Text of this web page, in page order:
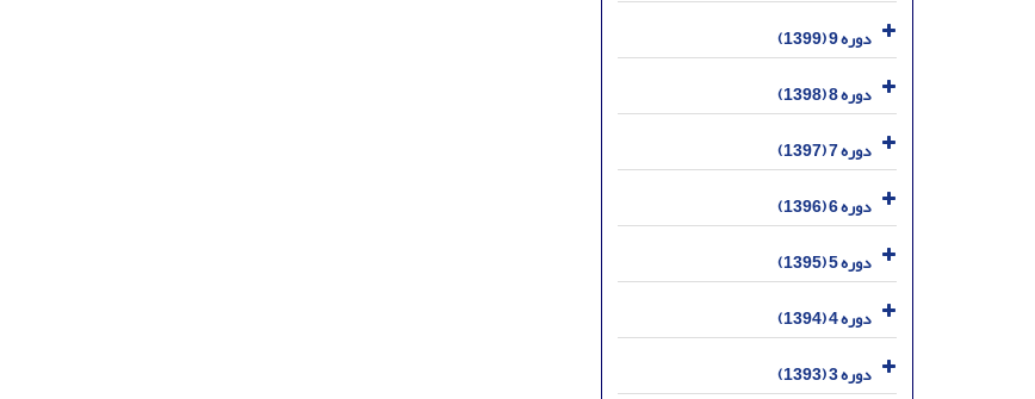
دوره 9 (1399)
دوره 8 (1398)
دوره 7 (1397)
دوره 6 (1396)
دوره 5 (1395)
دوره 4 (1394)
دوره 3 (1393)